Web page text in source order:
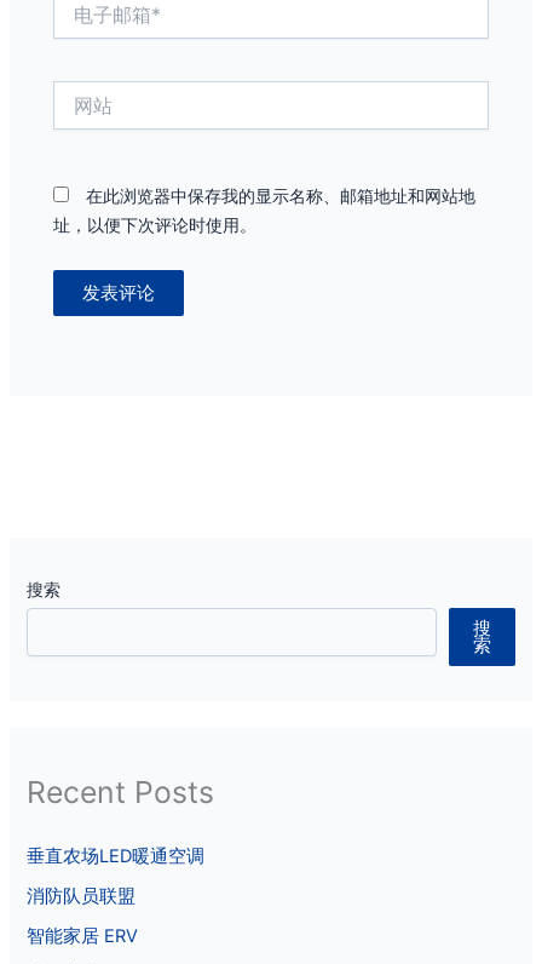
在此浏览器中保存我的显示名称、邮箱地址和网站地
址，以便下次评论时使用。
搜索
搜
索
Recent Posts
垂直农场LED暖通空调
消防队员联盟
智能家居 ERV